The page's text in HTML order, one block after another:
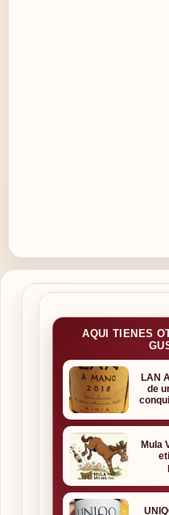
AQUI TIENES
LAN
de
Mula